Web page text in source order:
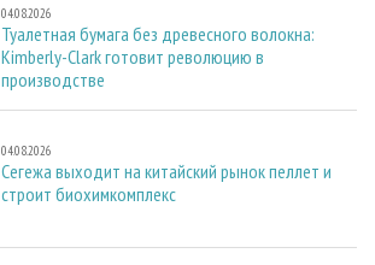
04.08.2026
Туалетная бумага без древесного волокна:
Kimberly-Clark готовит революцию в
производстве
04.08.2026
Сегежа выходит на китайский рынок пеллет и
строит биохимкомплекс